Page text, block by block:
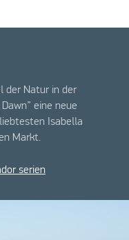
der Natur in der
eine neue
Isabella
Markt.
serien